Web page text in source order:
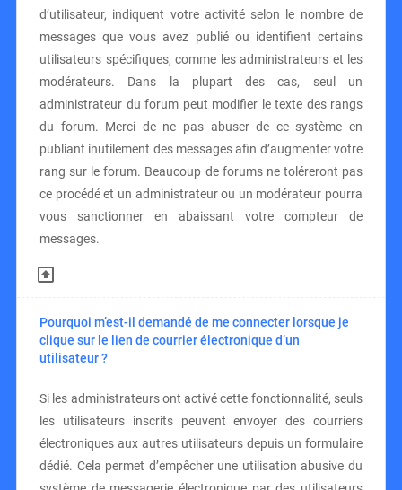
d’utilisateur, indiquent votre activité selon le nombre de
messages que vous avez publié ou identifient certains
utilisateurs spécifiques, comme les administrateurs et les
modérateurs. Dans la plupart des cas, seul un
administrateur du forum peut modifier le texte des rangs
du forum. Merci de ne pas abuser de ce système en
publiant inutilement des messages afin d’augmenter votre
rang sur le forum. Beaucoup de forums ne toléreront pas
ce procédé et un administrateur ou un modérateur pourra
vous sanctionner en abaissant votre compteur de
messages.
Pourquoi m’est-il demandé de me connecter lorsque je
clique sur le lien de courrier électronique d’un
utilisateur ?
Si les administrateurs ont activé cette fonctionnalité, seuls
les utilisateurs inscrits peuvent envoyer des courriers
électroniques aux autres utilisateurs depuis un formulaire
dédié. Cela permet d’empêcher une utilisation abusive du